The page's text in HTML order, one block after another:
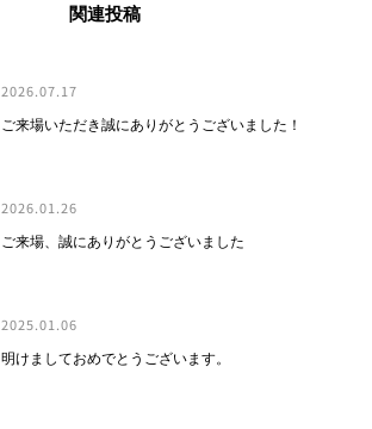
関連投稿
2026.07.17
ご来場いただき誠にありがとうございました！
2026.01.26
ご来場、誠にありがとうございました
2025.01.06
明けましておめでとうございます。